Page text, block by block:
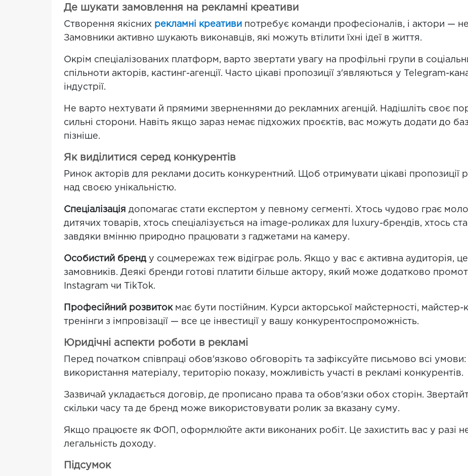
Де шукати замовлення на рекламні креативи
Створення якісних рекламні креативи потребує команди професіоналів, і актори —
Замовники активно шукають виконавців, які можуть втілити їхні ідеї в життя.
Окрім спеціалізованих платформ, варто звертати увагу на профільні групи в
спільноти акторів, кастинг-агенції. Часто цікаві пропозиції з'являються у Telegram-
індустрії.
Не варто нехтувати й прямими зверненнями до рекламних агенцій. Надішліть своє
сильні сторони. Навіть якщо зараз немає підхожих проєктів, вас можуть додати до
пізніше.
Як виділитися серед конкурентів
Ринок акторів для реклами досить конкурентний. Щоб отримувати цікаві пропозиції
над своєю унікальністю.
Спеціалізація допомагає стати експертом у певному сегменті. Хтось чудово грає
дитячих товарів, хтось спеціалізується на image-роликах для luxury-брендів, хтось
завдяки вмінню природно працювати з гаджетами на камеру.
Особистий бренду соцмережах теж відіграє роль. Якщо у вас є активна аудиторія,
замовників. Деякі бренди готові платити більше актору, який може додатково
Instagram чи TikTok.
Професійний розвитокмає бути постійним. Курси акторської майстерності,
тренінги з імпровізації — все це інвестиції у вашу конкурентоспроможність.
Юридічні аспекти роботи в рекламі
Перед початком співпраці обов'язково обговоріть та зафіксуйте письмово всі
використання матеріалу, територію показу, можливість участі в рекламі конкурентів.
Зазвичай укладається договір, де прописано права та обов'язки обох сторін.
скільки часу та де бренд може використовувати ролик за вказану суму.
Якщо працюєте як ФОП, оформлюйте акти виконаних робіт. Це захистить вас у разі
легальність доходу.
Підсумок